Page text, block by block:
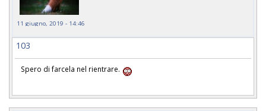
11 giugno, 2019 - 14:46
103
Spero di farcela nel rientrare.